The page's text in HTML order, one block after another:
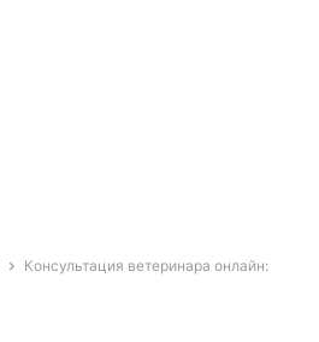
Консультация ветеринара онлайн: